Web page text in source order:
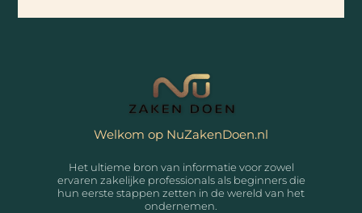
Welkom op NuZakenDoen.nl
Het ultieme bron van informatie voor zowel
ervaren zakelijke professionals als beginners die
hun eerste stappen zetten in de wereld van het
ondernemen.